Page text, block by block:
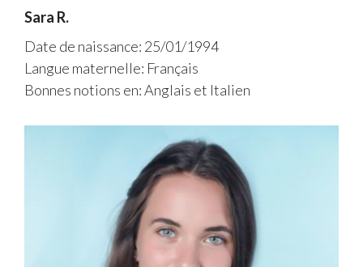
Sara R.
Date de naissance: 25/01/1994
Langue maternelle: Français
Bonnes notions en: Anglais et Italien